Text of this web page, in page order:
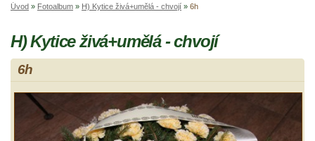
Úvod » Fotoalbum » H) Kytice živá+umělá - chvojí » 6h
H) Kytice živá+umělá - chvojí
6h